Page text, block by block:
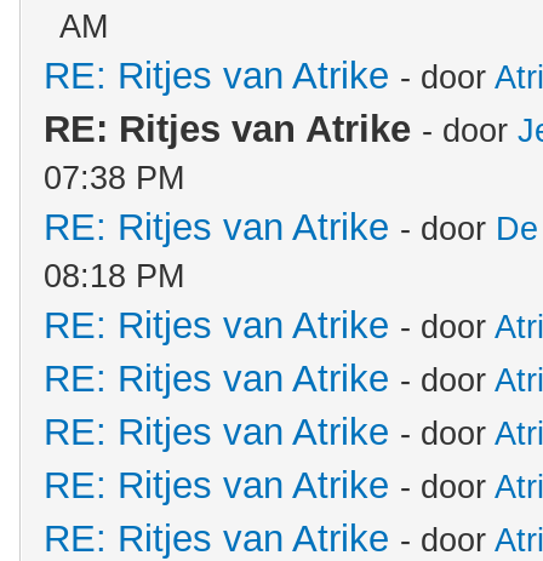
AM
RE: Ritjes van Atrike - door
RE: Ritjes van Atrike - door
07:38 PM
RE: Ritjes van Atrike - door
08:18 PM
RE: Ritjes van Atrike - door
RE: Ritjes van Atrike - door
RE: Ritjes van Atrike - door
RE: Ritjes van Atrike - door
RE: Ritjes van Atrike - door